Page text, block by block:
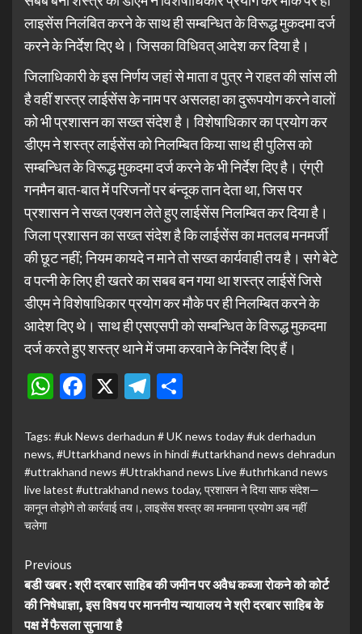
लाइसेंस निलंबित करने के साथ ही सम्बन्धित के विरूद्ध मुकदमा दर्ज
करने के निर्देश दिए थे। जिसका विधिवत् आदेश कर दिया है।
जिलाधिकारी के इस निर्णय जहां से माता व पुत्र ने राहत की सांस ली
है वहीं शस्त्र लाईसेंस के नाम पर असलहा का दुरूपयोग करने वालों
को भी प्रशासन का सख्त संदेश है। विशेषाधिकार का प्रयोग कर
डीएम ने शस्त्र लाईसेंस को निलम्बित किया साथ ही पुलिस को
सम्बन्धित के विरूद्ध मुकदमा दर्ज करने के भी निर्देश दिए है। एंग्री
गनमैन बात-बात में परिजनों पर बंन्दूक तान देता था, जिस पर
प्रशासन ने सख्त एक्शन लेते हुए लाईसेंस निलम्बित कर दिया है।
जिला प्रशासन का सख्त संदेश है कि लाईसेंस का मतलब मनमर्जी
की छूट नहीं; नियम कायदे न माने तो सख्त कार्यवाही तय है। सगे बेटे
व पत्नी के लिए ही खतरे का सबब बन गया था शस्त्र लाईसें जिसे
डीएम ने विशेषाधिकार प्रयोग कर मौके पर ही निलम्बित करने के
आदेश दिए थे। साथ ही एसएसपी को सम्बन्धित के विरूद्ध मुकदमा
दर्ज करते हुए शस्त्र थाने में जमा करवाने के निर्देश दिए हैं।
WhatsApp
Facebook
X Telegram
Tags: #uk News derhadun # UK news today #uk derhadun
news, #Uttarkhand news in hindi #uttarkhand news dehradun
#uttrakhand news #Uttrakhand news Live #uthrhkand news
live latest #uttrakhand news today, प्रशासन ने दिया साफ संदेश—
कानून तोड़ोगे तो कार्रवाई तय।, लाइसेंस शस्त्र का मनमाना प्रयोग अब नहीं
चलेगा
Continue
Reading
Previous
बडी खबर : श्री दरबार साहिब की जमीन पर अवैध कब्जा रोकने को कोर्ट
की निषेधाज्ञा, इस विषय पर माननीय न्यायालय ने श्री दरबार साहिब के
पक्ष में फैसला सुनाया है